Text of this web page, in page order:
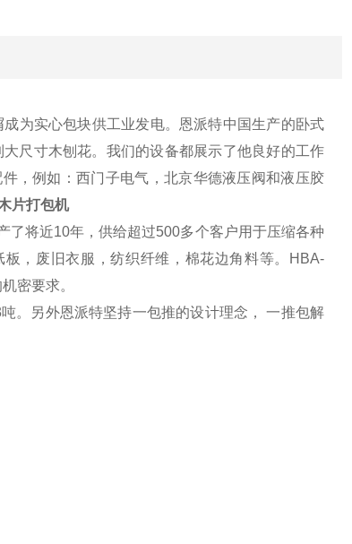
为实心包块供工业发电。恩派特中国生产的卧式
尺寸木刨花。我们的设备都展示了他良好的工作
，例如：西门子电气，北京华德液压阀和液压胶
片打包机
了将近10年，供给超过500多个客户用于压缩各种
，废旧衣服，纺织纤维，棉花边角料等。HBA-
密要求。
。另外恩派特坚持一包推的设计理念， 一推包解